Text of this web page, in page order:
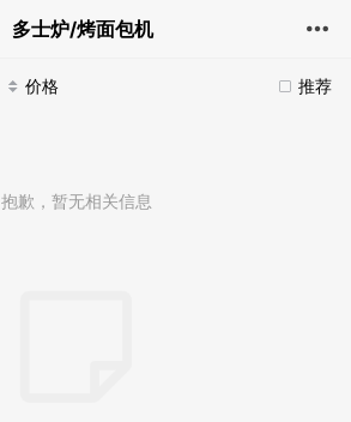
多士炉/烤面包机
推荐
价格
抱歉，暂无相关信息